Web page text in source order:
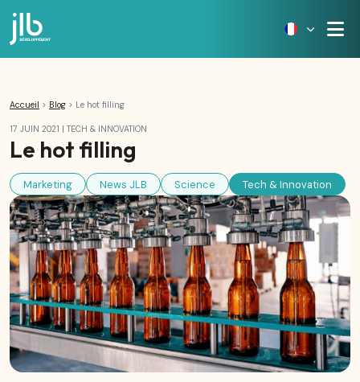
Accueil > Blog > Le hot filling
17 JUIN 2021 | TECH & INNOVATION
Le hot filling
Marketing News JLB Science Tech & Innovation